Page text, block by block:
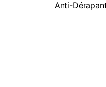
Anti-